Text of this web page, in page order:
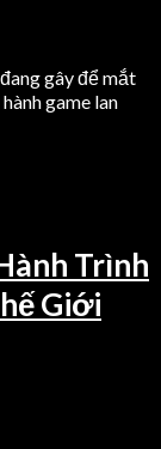
gây để mắt
game lan
Trình
Giới